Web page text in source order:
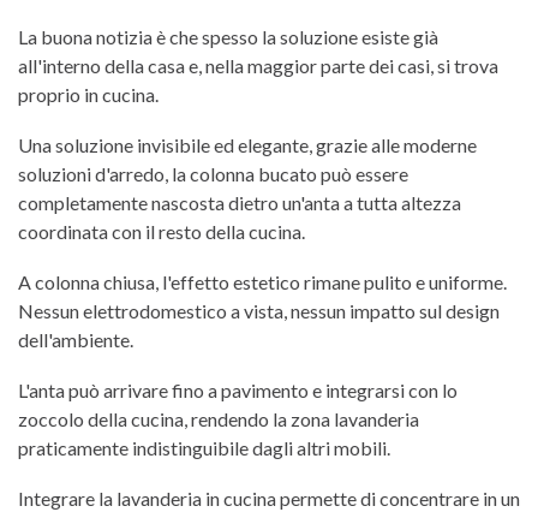
La buona notizia è che spesso la soluzione esiste già
all'interno della casa e, nella maggior parte dei casi, si trova
proprio in cucina.
Una soluzione invisibile ed elegante, grazie alle moderne
soluzioni d'arredo, la colonna bucato può essere
completamente nascosta dietro un'anta a tutta altezza
coordinata con il resto della cucina.
A colonna chiusa, l'effetto estetico rimane pulito e uniforme.
Nessun elettrodomestico a vista, nessun impatto sul design
dell'ambiente.
L'anta può arrivare fino a pavimento e integrarsi con lo
zoccolo della cucina, rendendo la zona lavanderia
praticamente indistinguibile dagli altri mobili.
Integrare la lavanderia in cucina permette di concentrare in un